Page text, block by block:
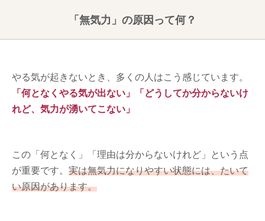
「無気力」の原因って何？
やる気が起きないとき、多くの人はこう感じています。
「何となくやる気が出ない」「どうしてか分からないけ
れど、気力が湧いてこない」
この「何となく」「理由は分からないけれど」という点
が重要です。 実は無気力になりやすい状態には、たいて
い原因があります。